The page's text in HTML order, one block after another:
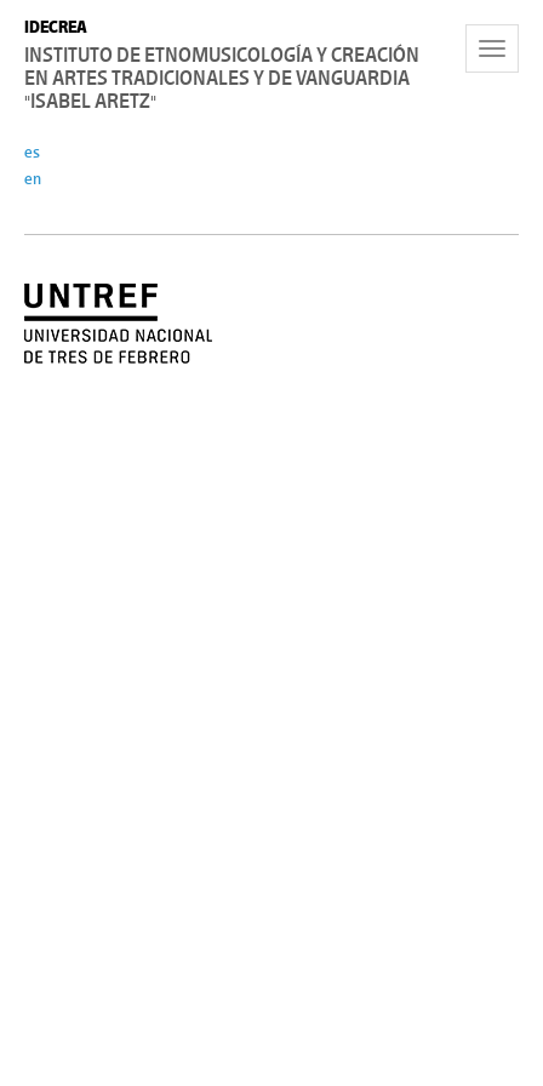
Toggle
IDECREA
INSTITUTO DE ETNOMUSICOLOGÍA Y CREACIÓN
EN ARTES TRADICIONALES Y DE VANGUARDIA
"ISABEL ARETZ"
es
en